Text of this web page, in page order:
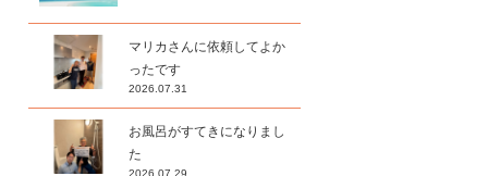
マリカさんに依頼してよか
ったです
2026.07.31
お風呂がすてきになりまし
た
2026.07.29